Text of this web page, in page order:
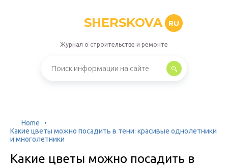
SHERSKOVA RU
Журнал о строительстве и ремонте
Home
Какие цветы можно посадить в тени: красивые однолетники
и многолетники
Какие цветы можно посадить в